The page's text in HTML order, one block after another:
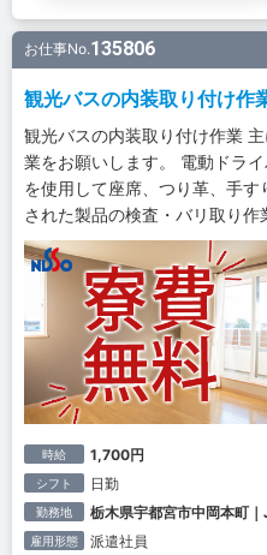
お仕事No.135806
観光バスの内装取り付け作
観光バスの内装取り付け作業
業をお願いします。 電動ドラ
を使用して座席、つり革、手
された製品の検査・バリ取り作
時給 1,700円
シフト 日勤
勤務地 栃木県宇都宮市中岡本町
雇用形態 派遣社員